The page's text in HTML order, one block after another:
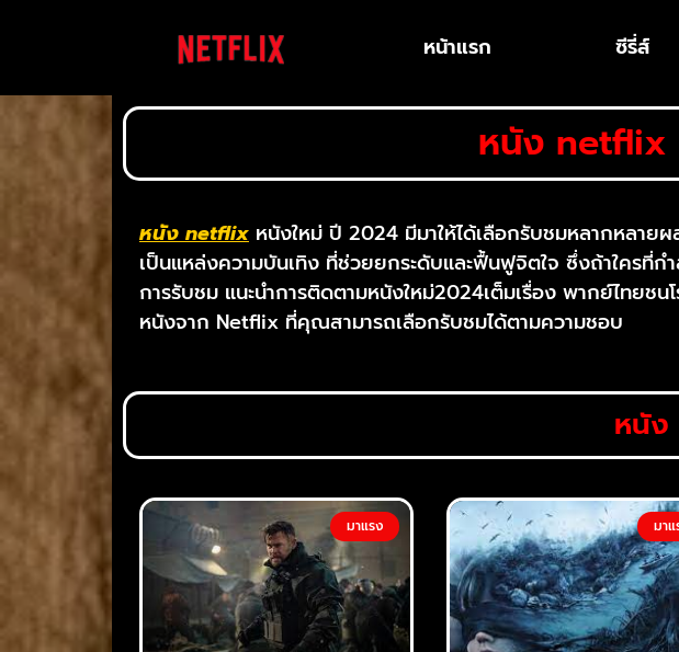
หน้าแรก ซีรี่ส์
หนัง netflix
หนัง netflix หนังใหม่ ปี 2024 มีมาให้ได้เลือกรับชมหลากหลา
เป็นแหล่งความบันเทิง ที่ช่วยยกระดับและฟื้นฟูจิตใจ ซึ่งถ้าใครที่ก
การรับชม แนะนำการติดตามหนังใหม่2024เต็มเรื่อง พากย์ไทยช
หนังจาก Netflix ที่คุณสามารถเลือกรับชมได้ตามความชอบ
หนัง
มาแรง มาแ